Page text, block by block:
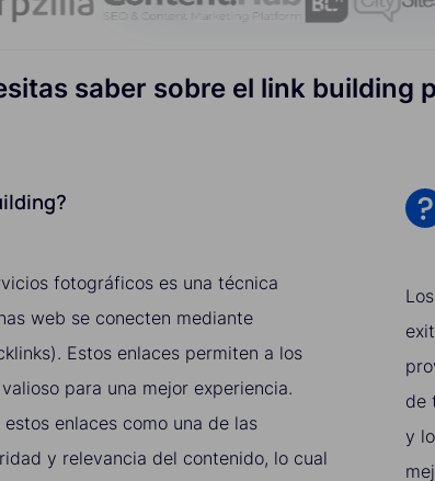
saber sobre el link
fotográficos es una técnica
web se conecten mediante
Estos enlaces permiten a los
para una mejor experiencia.
enlaces como una de las
y relevancia del contenido, lo cual
de
y